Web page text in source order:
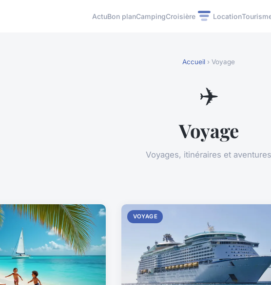
ActuBon planCampingCroisière Location
Accueil › Voyage
✈️
Voyage
Voyages, itinéraires et aventures
VOYAGE